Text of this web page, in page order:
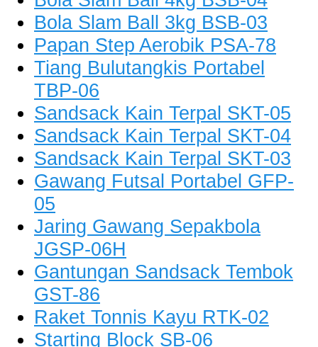
Bola Slam Ball 3kg BSB-03
Papan Step Aerobik PSA-78
Tiang Bulutangkis Portabel
TBP-06
Sandsack Kain Terpal SKT-05
Sandsack Kain Terpal SKT-04
Sandsack Kain Terpal SKT-03
Gawang Futsal Portabel GFP-
05
Jaring Gawang Sepakbola
JGSP-06H
Gantungan Sandsack Tembok
GST-86
Raket Tonnis Kayu RTK-02
Starting Block SB-06